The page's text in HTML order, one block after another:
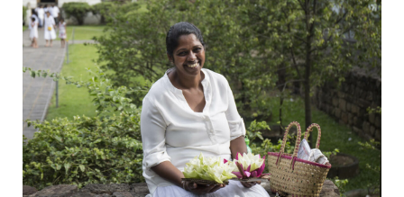
© Marta Nascimento/Réa